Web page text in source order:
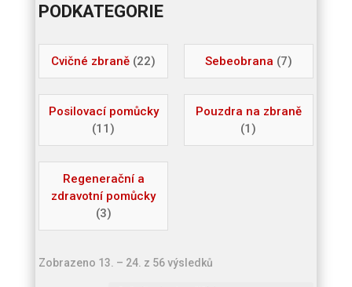
PODKATEGORIE
Cvičné zbraně (22) Sebeobrana (7)
Posilovací pomůcky
(11)
Pouzdra na zbraně
(1)
Regenerační a
zdravotní pomůcky
(3)
Zobrazeno 13. – 24. z 56 výsledků